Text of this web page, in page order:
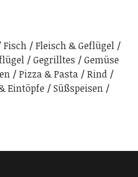
Fisch
Fleisch & Geflügel
Gegrilltes
Gemüse
Pizza & Pasta
Rind
Eintöpfe
Süßspeisen